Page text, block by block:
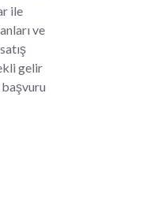
ile
ve
gelir